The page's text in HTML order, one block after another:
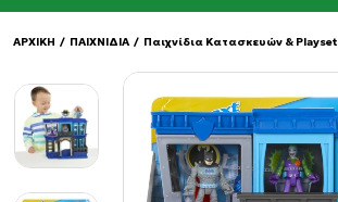
ΑΡΧΙΚΗ / ΠΑΙΧΝΙΔΙΑ / Παιχνίδια Κατασκευών & Playset